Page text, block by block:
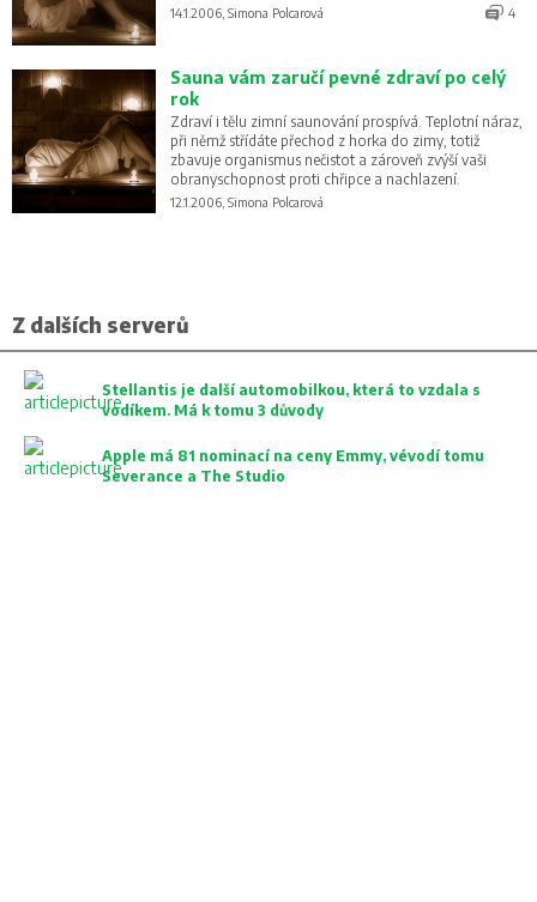
řádcích.
14.1.2006, Simona Polcarová 4
Sauna vám zaručí pevné zdraví po celý
rok
Zdraví i tělu zimní saunování prospívá. Teplotní náraz,
při němž střídáte přechod z horka do zimy, totiž
zbavuje organismus nečistot a zároveň zvýší vaši
obranyschopnost proti chřipce a nachlazení.
12.1.2006, Simona Polcarová
Z dalších serverů
Stellantis je další automobilkou, která to vzdala s
vodíkem. Má k tomu 3 důvody
Apple má 81 nominací na ceny Emmy, vévodí tomu
Severance a The Studio